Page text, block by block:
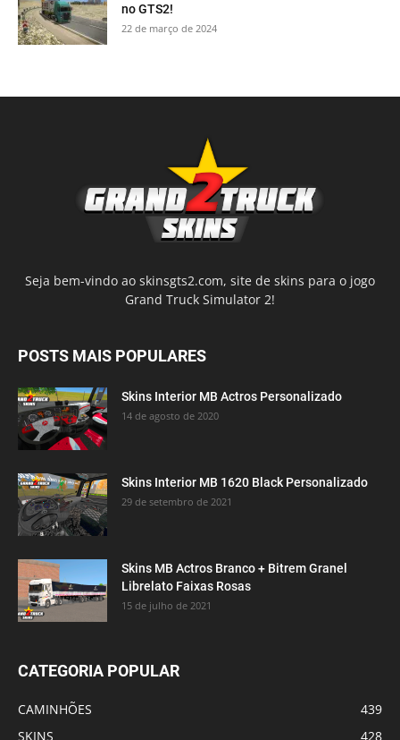
no GTS2!
22 de março de 2024
Seja bem-vindo ao skinsgts2.com, site de skins para o jogo
Grand Truck Simulator 2!
POSTS MAIS POPULARES
Skins Interior MB Actros Personalizado
14 de agosto de 2020
Skins Interior MB 1620 Black Personalizado
29 de setembro de 2021
Skins MB Actros Branco + Bitrem Granel
Librelato Faixas Rosas
15 de julho de 2021
CATEGORIA POPULAR
CAMINHÕES
439
SKINS
428